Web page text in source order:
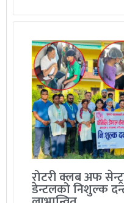
रोटरी क्लब अफ
डेन्टलको निशुल्क